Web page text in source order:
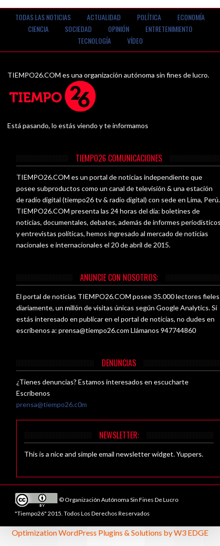
TODAS LAS NOTICIAS ACTUALIDAD POLÍTICA
ECONOMÍA
CIENCIA
SOCIEDAD OPINIÓN
ENTRETENIMIENTO
TECNOLOGÍA
VÍDEO
TIEMPO26.COM es una organización autónoma sin fines de lucro.
Está pasando, lo estás viendo y te informamos
TIEMPO26 COMUNICACIONES
TIEMPO26.COM es un portal de noticias independiente que
posee subproductos como un canal de televisión & una estación
de radio digital (tiempo26 tv & radio digital) con sede en Lima, Perú.
TIEMPO26.COM presenta las 24 horas del día: boletines de
noticias, documentales, debates, además de informes
y entrevistas políticas, hemos ingresado al mercado de noticias
nacionales e internacionales el 20 de abril de 2015.
ANUNCIE CON NOSOTROS:
El portal de noticias TIEMPO26.COM posee 35.000 lectores fieles
diariamente, un millón de visitas únicas según Google Analytics. Si
estás interesado en publicar en el portal de noticias, no dudes en
escríbenos a:prensa@tiempo26.com Llámanos 947744860
DENUNCIAS
¿Tienes denuncias? Estamos interesados en escucharte
Escríbenos
prensa@tiempo26.c0m
NEWSLETTER:
This is a nice and simple email newsletter widget. Yuppers.
© Organización Autónoma Sin Fines De Lucro
"Tiempo26" 2015. Todos Los Derechos Reservados
Optimization WordPress Plugins & Solutions by W3 EDGE